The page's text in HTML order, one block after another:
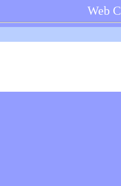
Web